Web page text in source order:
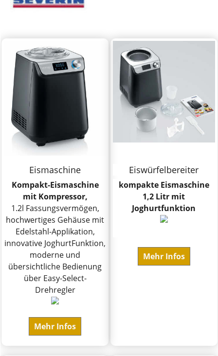
Eismaschine
Kompakt-Eismaschine
mit Kompressor,
1.2l Fassungsvermögen,
hochwertiges Gehäuse mit
Edelstahl-Applikation,
innovative JoghurtFunktion,
moderne und
übersichtliche Bedienung
über Easy-Select-
Drehregler
Mehr Infos
Eiswürfelbereiter
kompakte Eismaschine
1,2 Litr mit
Joghurtfunktion
Mehr Infos